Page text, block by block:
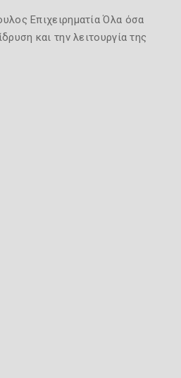
Επιχειρηματία Όλα όσα
και την λειτουργία της